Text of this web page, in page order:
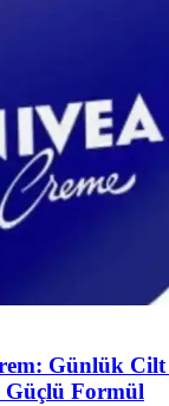
Günlük Cilt
Güçlü Formül